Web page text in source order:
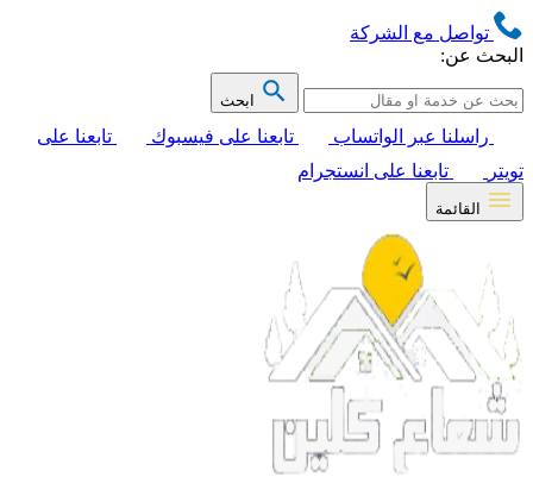
تواصل مع الشركة
البحث عن:
ابحث
راسلنا عبر الواتساب تابعنا على فيسبوك
تابعنا على
تويتر
تابعنا على انستجرام
القائمة